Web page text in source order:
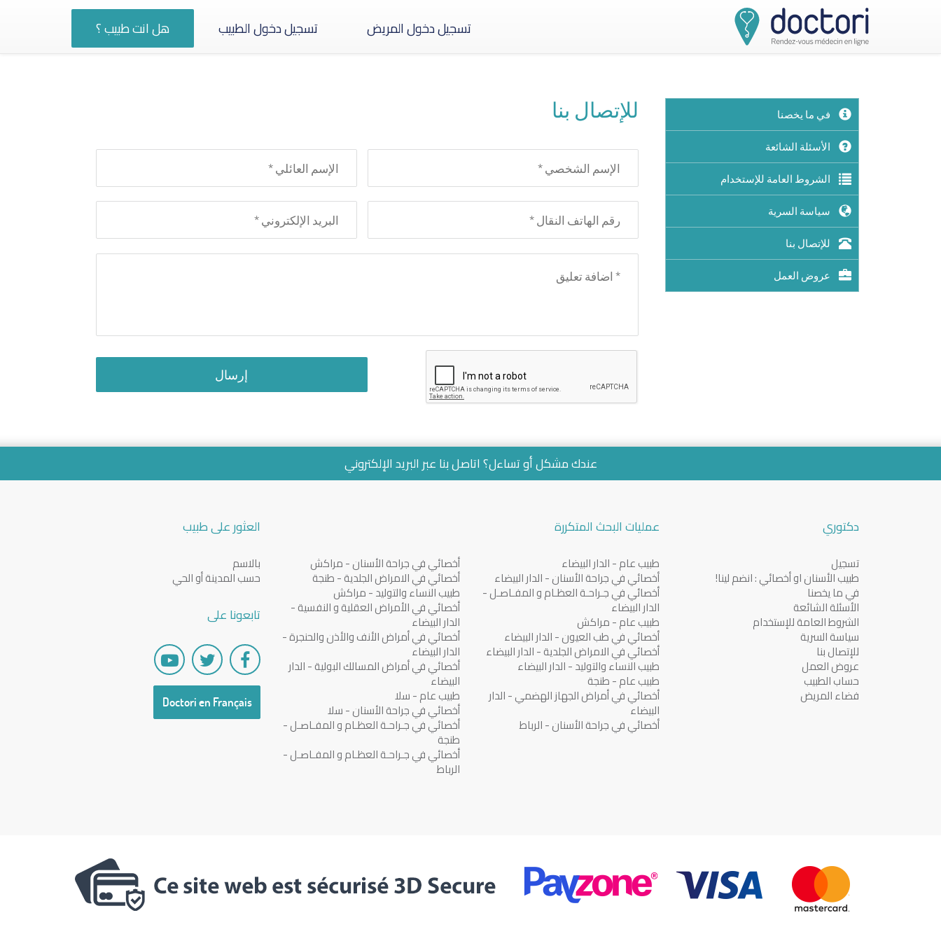
تسجيل دخول المريض تسجيل دخول الطبيب هل انت طبيب ؟
في ما يخصنا
الأسئلة الشائعة
الشروط العامة للإستخدام
سياسة السرية
للإتصال بنا
عروض العمل
للإتصال بنا
إرسال
عندك مشكل أو تساءل؟ اتاصل بنا عبرالبريد الإلكتروني
دكتوري
تسجيل
طبيب الأسنان او أخصائي : انضم لينا!
في ما يخصنا
الأسئلة الشائعة
الشروط العامة للإستخدام
سياسة السرية
للإتصال بنا
عروض العمل
حساب الطبيب
فضاء المريض
عمليات البحث المتكررة
طبيب عام - الدار البيضاء
أخصائي في جراحة الأسنان - الدار البيضاء
أخصائي في جـراحـة العظـام و المفـاصـل -
الدار البيضاء
طبيب عام - مراكش
أخصائي في طب العيون - الدار البيضاء
أخصائي في الامراض الجلدية - الدار البيضاء
طبيب النساء والتوليد - الدار البيضاء
طبيب عام - طنجة
أخصائي في أمراض الجهاز الهضمي - الدار
البيضاء
أخصائي في جراحة الأسنان - الرباط
أخصائي في جراحة الأسنان - مراكش
أخصائي في الامراض الجلدية - طنجة
طبيب النساء والتوليد - مراكش
أخصائي في الأمراض العقلية و النفسية -
الدار البيضاء
أخصائي في أمراض الأنف والأذن والحنجرة -
الدار البيضاء
أخصائي في أمراض المسالك البولية - الدار
البيضاء
طبيب عام - سلا
أخصائي في جراحة الأسنان - سلا
أخصائي في جـراحـة العظـام و المفـاصـل -
طنجة
أخصائي في جـراحـة العظـام و المفـاصـل -
الرباط
العثور على طبيب
بالاسم
حسب المدينة أو الحي
تابعونا على
Doctori en Français